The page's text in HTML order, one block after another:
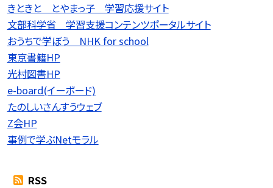
きときと とやまっ子 学習応援サイト
文部科学省 学習支援コンテンツポータルサイト
おうちで学ぼう NHK for school
東京書籍HP
光村図書HP
e-board(イーボード)
たのしいさんすうウェブ
Z会HP
事例で学ぶNetモラル
RSS